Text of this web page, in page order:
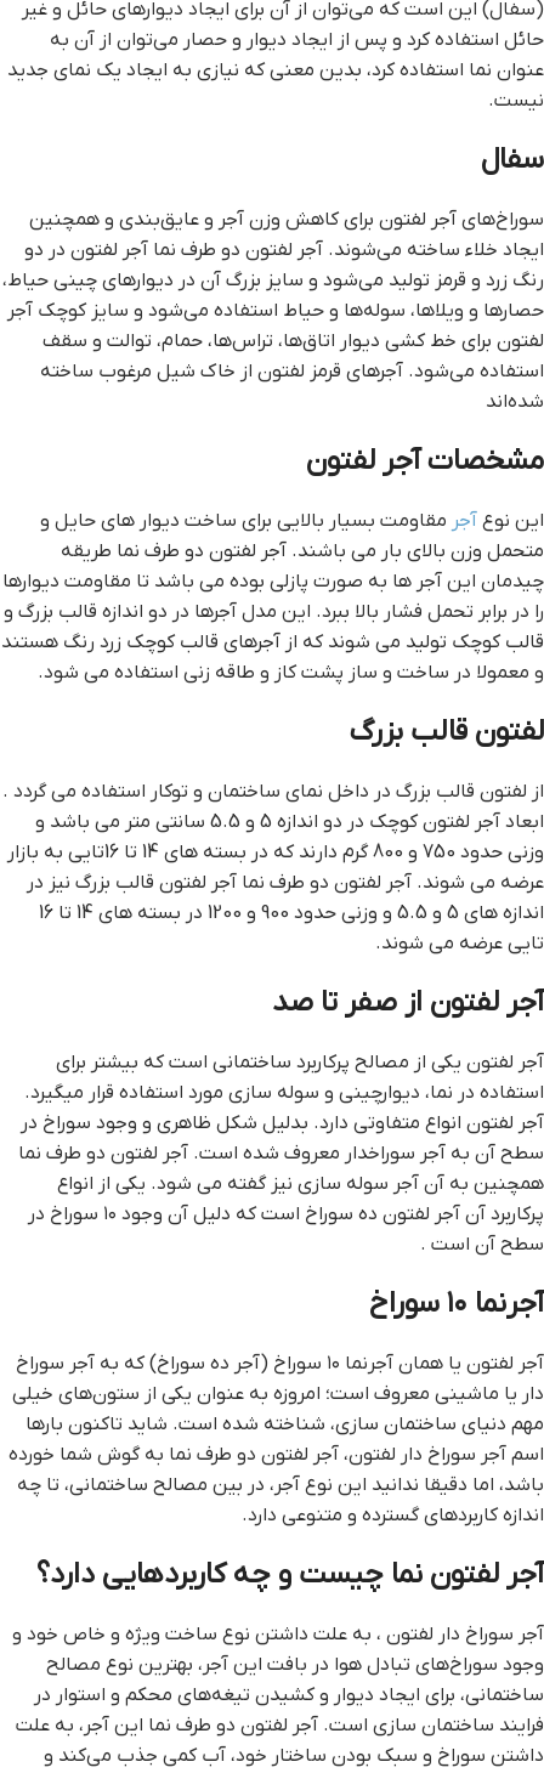
(سفال) این است که می‌توان از آن برای ایجاد دیوارهای حائل و غیر
حائل استفاده کرد و پس از ایجاد دیوار و حصار می‌توان از آن به
عنوان نما استفاده کرد، بدین معنی که نیازی به ایجاد یک نمای جدید
نیست.
سفال
سوراخ‌های آجر لفتون برای کاهش وزن آجر و عایق‌بندی و همچنین
ایجاد خلاء ساخته می‌شوند. آجر لفتون دو طرف نما آجر لفتون در دو
رنگ زرد و قرمز تولید می‌شود و سایز بزرگ آن در دیوارهای چینی حیاط،
حصارها و ویلاها، سوله‌ها و حیاط استفاده می‌شود و سایز کوچک آجر
لفتون برای خط کشی دیوار اتاق‌ها، تراس‌ها، حمام، توالت و سقف
استفاده می‌شود. آجرهای قرمز لفتون از خاک شیل مرغوب ساخته
شده‌اند
مشخصات آجر لفتون
این نوع آجر مقاومت بسیار بالایی برای ساخت دیوار های حایل و
متحمل وزن بالای بار می باشند. آجر لفتون دو طرف نما طریقه
چیدمان این آجر ها به صورت پازلی بوده می باشد تا مقاومت دیوارها
را در برابر تحمل فشار بالا ببرد. این مدل آجرها در دو اندازه قالب بزرگ و
قالب کوچک تولید می شوند که از آجرهای قالب کوچک زرد رنگ هستند
و معمولا در ساخت و ساز پشت کاز و طاقه زنی استفاده می شود.
لفتون قالب بزرگ
از لفتون قالب بزرگ در داخل نمای ساختمان و توکار استفاده می گردد .
ابعاد آجر لفتون کوچک در دو اندازه 5 و 5.5 سانتی متر می باشد و
وزنی حدود 750 و 800 گرم دارند که در بسته های 14 تا 16تایی به بازار
عرضه می شوند. آجر لفتون دو طرف نما آجر لفتون قالب بزرگ نیز در
اندازه های 5 و 5.5 و وزنی حدود 900 و 1200 در بسته های 14 تا 16
تایی عرضه می شوند.
آجر لفتون از صفر تا صد
آجر لفتون یکی از مصالح پرکاربرد ساختمانی است که بیشتر برای
استفاده در نما، دیوارچینی و سوله سازی مورد استفاده قرار میگیرد.
آجر لفتون انواع متفاوتی دارد. بدلیل شکل ظاهری و وجود سوراخ در
سطح آن به آجر سوراخدار معروف شده است. آجر لفتون دو طرف نما
همچنین به آن آجر سوله سازی نیز گفته می شود. یکی از انواع
پرکاربرد آن آجر لفتون ده سوراخ است که دلیل آن وجود ۱۰ سوراخ در
سطح آن است .
آجرنما ۱۰ سوراخ
آجر لفتون یا همان آجرنما ۱۰ سوراخ (آجر ده سوراخ) که به آجر سوراخ
دار یا ماشینی معروف است؛ امروزه به عنوان یکی از ستون‌های خیلی
مهم دنیای ساختمان سازی، شناخته شده است. شاید تاکنون بارها
اسم آجر سوراخ دار لفتون، آجر لفتون دو طرف نما به گوش شما خورده
باشد، اما دقیقا ندانید این نوع آجر، در بین مصالح ساختمانی، تا چه
اندازه کاربردهای گسترده و متنوعی دارد.
آجر لفتون نما چیست و چه کاربردهایی دارد؟
آجر سوراخ دار لفتون ، به علت داشتن نوع ساخت ویژه و خاص خود و
وجود سوراخ‌های تبادل هوا در بافت این آجر، بهترین نوع مصالح
ساختمانی، برای ایجاد دیوار و کشیدن تیغه‌های محکم و استوار در
فرایند ساختمان سازی است. آجر لفتون دو طرف نما این آجر، به علت
داشتن سوراخ و سبک بودن ساختار خود، آب کمی جذب می‌کند و